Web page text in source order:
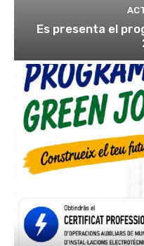
Es presenta el